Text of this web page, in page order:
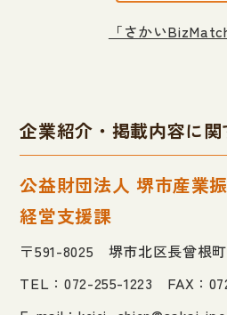
「さかい
企業紹介・掲載内容に
公益財団法人 堺市産業
経営支援課
〒591-8025 堺市北区長曾根町
TEL：072-255-1223 FAX：